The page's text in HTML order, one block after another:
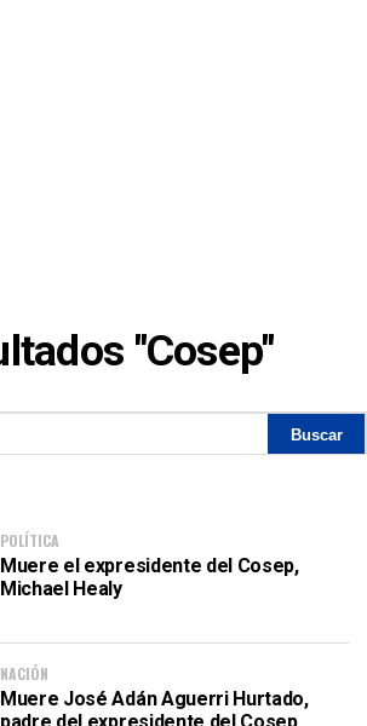
"Cosep"
POLÍTICA
Muere el expresidente del Cosep,
Michael Healy
NACIÓN
Muere José Adán Aguerri Hurtado,